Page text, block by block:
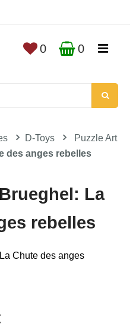
0 0
D-Toys
Puzzle Art
des anges rebelles
La
rebelles